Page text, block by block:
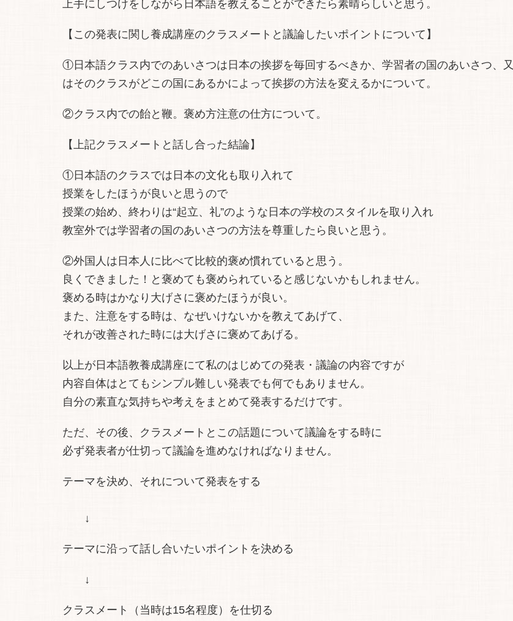
上手にしつけをしながら日本語を教えることができたら素晴らしいと思う。
【この発表に関し養成講座のクラスメートと議論したいポイントについて】
①日本語クラス内でのあいさつは日本の挨拶を毎回するべきか、学習者の国のあいさつ、又
はそのクラスがどこの国にあるかによって挨拶の方法を変えるかについて。
②クラス内での飴と鞭。褒め方注意の仕方について。
【上記クラスメートと話し合った結論】
①日本語のクラスでは日本の文化も取り入れて
授業をしたほうが良いと思うので
授業の始め、終わりは“起立、礼”のような日本の学校のスタイルを取り入れ
教室外では学習者の国のあいさつの方法を尊重したら良いと思う。
②外国人は日本人に比べて比較的褒め慣れていると思う。
良くできました！と褒めても褒められていると感じないかもしれません。
褒める時はかなり大げさに褒めたほうが良い。
また、注意をする時は、なぜいけないかを教えてあげて、
それが改善された時には大げさに褒めてあげる。
以上が日本語教養成講座にて私のはじめての発表・議論の内容ですが
内容自体はとてもシンプル難しい発表でも何でもありません。
自分の素直な気持ちや考えをまとめて発表するだけです。
ただ、その後、クラスメートとこの話題について議論をする時に
必ず発表者が仕切って議論を進めなければなりません。
テーマを決め、それについて発表をする
↓
テーマに沿って話し合いたいポイントを決める
↓
クラスメート（当時は15名程度）を仕切る